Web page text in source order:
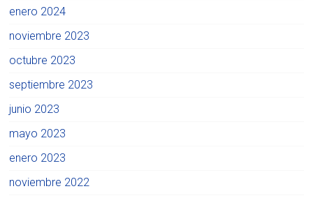
enero 2024
noviembre 2023
octubre 2023
septiembre 2023
junio 2023
mayo 2023
enero 2023
noviembre 2022